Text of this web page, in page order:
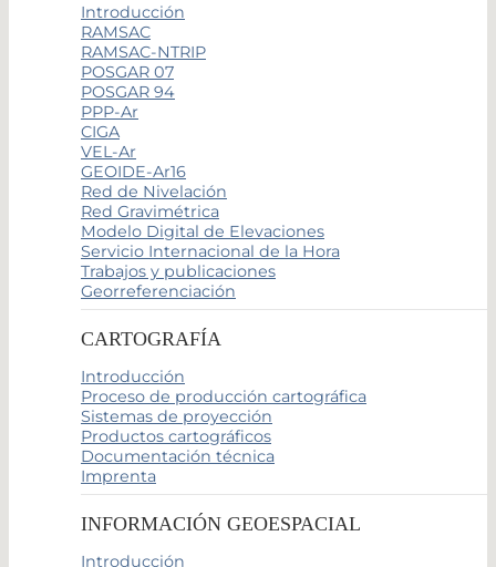
Introducción
RAMSAC
RAMSAC-NTRIP
POSGAR 07
POSGAR 94
PPP-Ar
CIGA
VEL-Ar
GEOIDE-Ar16
Red de Nivelación
Red Gravimétrica
Modelo Digital de Elevaciones
Servicio Internacional de la Hora
Trabajos y publicaciones
Georreferenciación
CARTOGRAFÍA
Introducción
Proceso de producción cartográfica
Sistemas de proyección
Productos cartográficos
Documentación técnica
Imprenta
INFORMACIÓN GEOESPACIAL
Introducción